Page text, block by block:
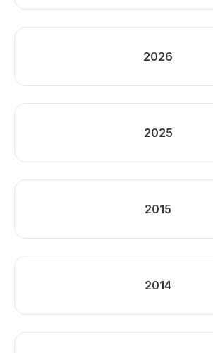
2026
2025
2015
2014